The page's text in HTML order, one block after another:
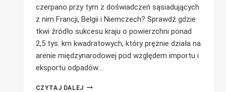
czerpano przy tym z doświadczeń sąsiadujących
z nim Francji, Belgii i Niemczech? Sprawdź gdzie
tkwi źródło sukcesu kraju o powierzchni ponad
2,5 tys. km kwadratowych, który prężnie działa na
arenie międzynarodowej pod względem importu i
eksportu odpadów….
CZYTAJ DALEJMAŁY